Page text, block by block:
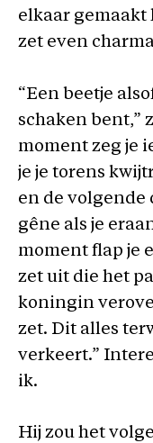
elkaar gemaakt
zet even
“Een beetje
schaken bent,”
moment zeg je
je je torens
en de volgende
gêne als je
moment flap je
zet uit die het
koningin
zet. Dit alles
verkeert.”
ik.
Hij zou het